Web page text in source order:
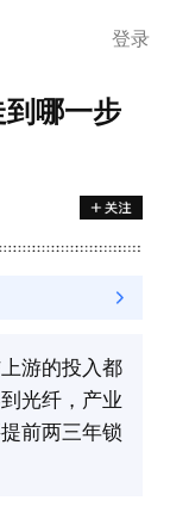
登录
哪一步
游的投入都
光纤，产业
前两三年锁